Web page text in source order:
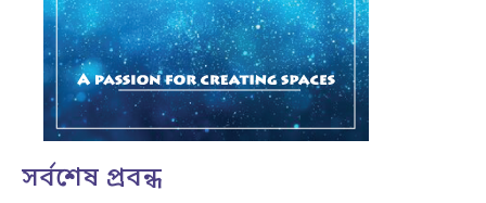
সর্বশেষ প্রবন্ধ